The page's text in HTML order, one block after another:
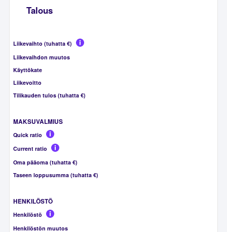
Talous
Liikevaihto (tuhatta €)
Liikevaihdon muutos
Käyttökate
Liikevoitto
Tilikauden tulos (tuhatta €)
MAKSUVALMIUS
Quick ratio
Current ratio
Oma pääoma (tuhatta €)
Taseen loppusumma (tuhatta €)
HENKILÖSTÖ
Henkilöstö
Henkilöstön muutos